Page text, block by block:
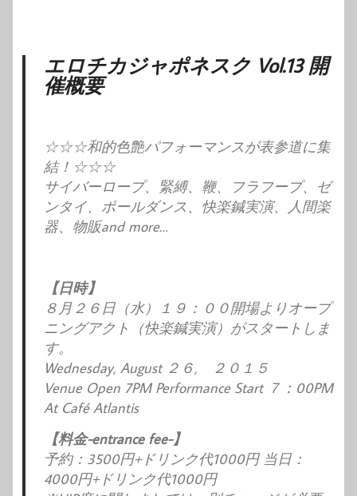
エロチカジャポネスク Vol.13 開
催概要
☆☆☆和的色艶パフォーマンスが表参道に集
結！☆☆☆
サイバーロープ、緊縛、鞭、フラフープ、ゼ
ンタイ、ポールダンス、快楽鍼実演、人間楽
器、物販and more…
【日時】
８月２６日（水）１９：００開場よりオープ
ニングアクト（快楽鍼実演）がスタートしま
す。
Wednesday, August ２６, ２０１５
Venue Open 7PM Performance Start ７：00PM
At Café Atlantis
【料金-entrance fee-】
予約：3500円+ドリンク代1000円 当日：
4000円+ドリンク代1000円